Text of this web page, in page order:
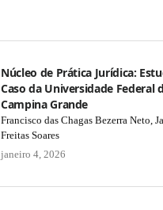
Núcleo de Prática Jurídica:
Caso da Universidade Federal
Campina Grande
Francisco das Chagas Bezerra Neto,
Freitas Soares
janeiro 4, 2026